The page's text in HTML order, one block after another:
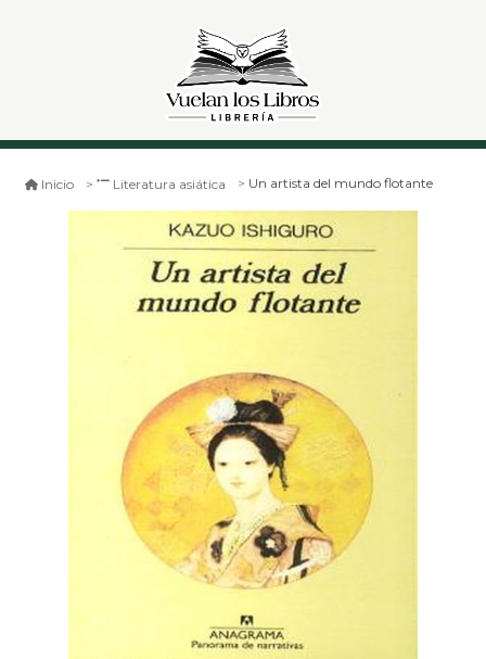
Inicio Literatura asiática Un artista del mundo flotante